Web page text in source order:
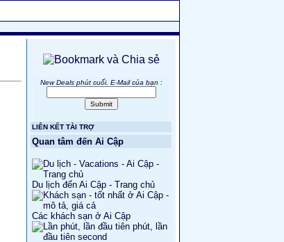
New Deals phút cuối. E-Mail của bạn :
LIÊN KẾT TÀI TRỢ
Quan tâm đến Ai Cập
Du lịch đến Ai Cập - Trang chủ
Các khách sạn ở Ai Cập